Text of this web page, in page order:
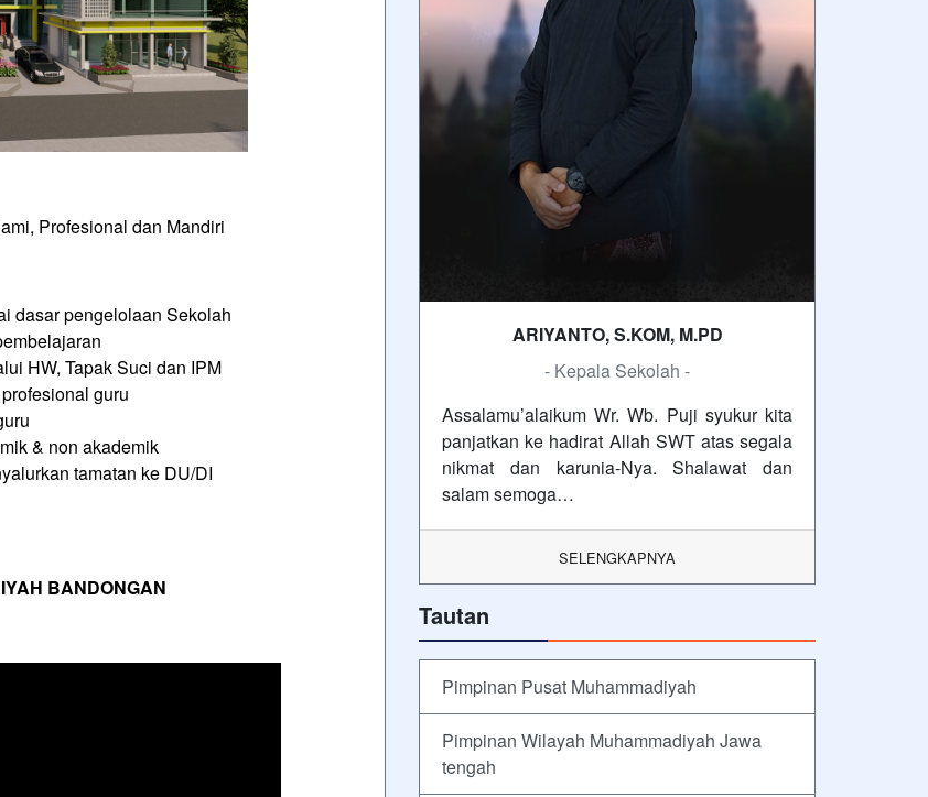
Profesional dan Mandiri
dasar pengelolaan Sekolah
HW, Tapak Suci dan IPM
guru
& non akademik
tamatan ke DU/DI
BANDONGAN
ARIYANTO, S.KOM, M.PD
- Kepala Sekolah -
Assalamu’alaikum Wr. Wb. Puji syukur kita
panjatkan ke hadirat Allah SWT atas segala
nikmat dan karunia-Nya. Shalawat dan
salam semoga…
SELENGKAPNYA
Tautan
Pimpinan Pusat Muhammadiyah
Pimpinan Wilayah Muhammadiyah Jawa
tengah